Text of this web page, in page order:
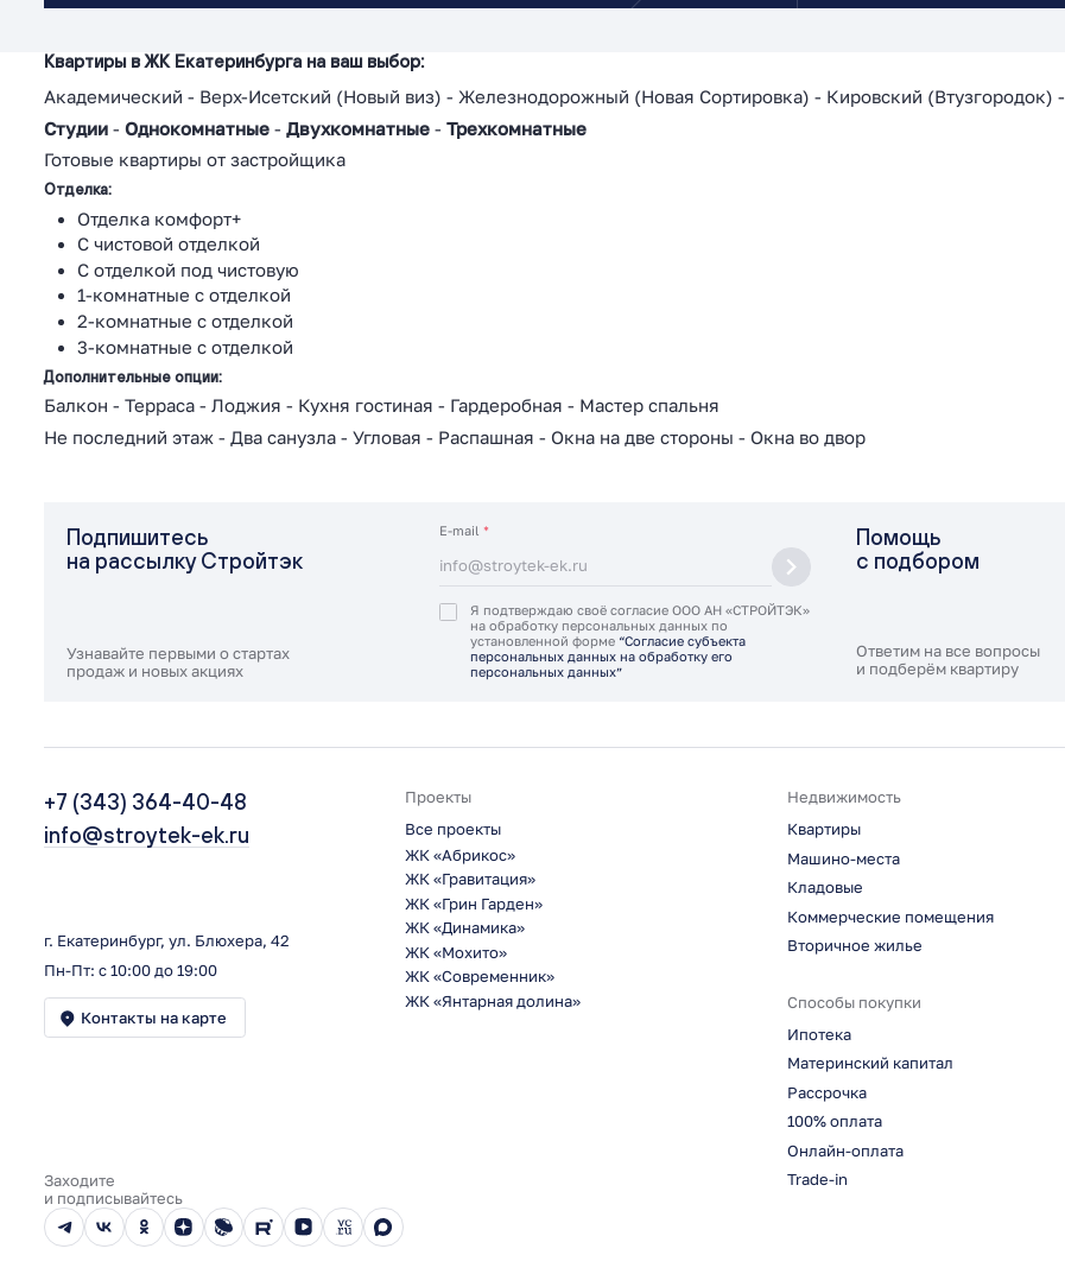
Квартиры в ЖК Екатеринбурга на ваш выбор:
Академический - Верх-Исетский (Новый виз) -Железнодорожный (Новая Сортировка) - Кировский (Втузгородок) -
Студии -Однокомнатные -Двухкомнатные -Трехкомнатные
Готовые квартиры от застройщика
Отделка:
Отделка комфорт+
С чистовой отделкой
С отделкой под чистовую
1-комнатные с отделкой
2-комнатные с отделкой
3-комнатные с отделкой
Дополнительные опции:
Балкон -Терраса -Лоджия - Кухня гостиная - Гардеробная - Мастер спальня
Не последний этаж -Два санузла -Угловая - Распашная - Окна на две стороны - Окна во двор
Подпишитесь
на рассылку Стройтэк
Узнавайте первыми о стартах
продаж и новых акциях
E-mail *
Я подтверждаю своё согласие ООО АН «СТРОЙТЭК»
на обработку персональных данных по
установленной форме “Согласие субъекта
персональных данных на обработку его
персональных данных”
Помощь
с подбором
Ответим на все вопросы
и подберём квартиру
+7 (343) 364-40-48
info@stroytek-ek.ru
г. Екатеринбург, ул. Блюхера, 42
Пн-Пт: с 10:00 до 19:00
Контакты на карте
Заходите
и подписывайтесь
Проекты
Все проекты
ЖК «Абрикос»
ЖК «Гравитация»
ЖК «Грин Гарден»
ЖК «Динамика»
ЖК «Мохито»
ЖК «Современник»
ЖК «Янтарная долина»
Недвижимость
Квартиры
Машино-места
Кладовые
Коммерческие помещения
Вторичное жилье
Способы покупки
Ипотека
Материнский капитал
Рассрочка
100% оплата
Онлайн-оплата
Trade-in